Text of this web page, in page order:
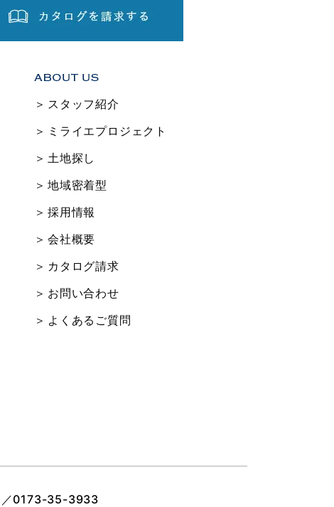
スタッフ紹介
ミライエプロジェクト
土地探し
地域密着型
採用情報
会社概要
カタログ請求
お問い合わせ
よくあるご質問
／0173-35-3933